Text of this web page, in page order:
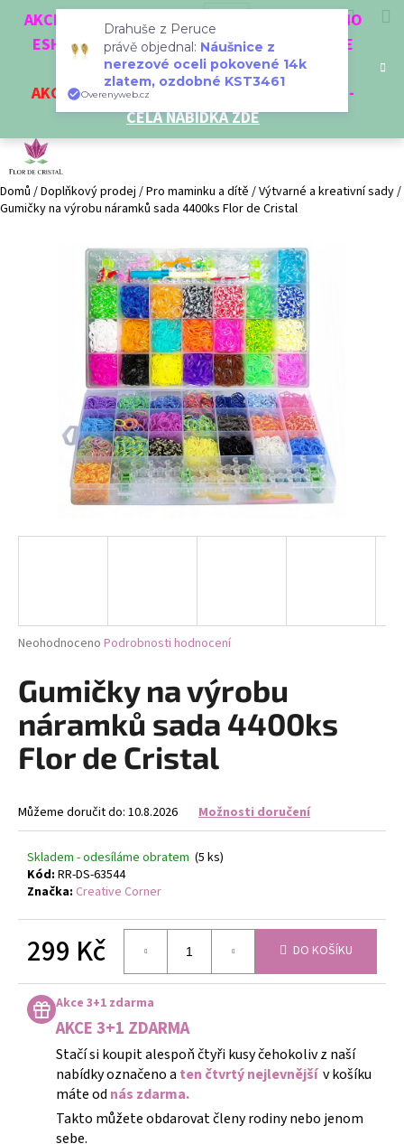
AKCE 3 + 1 ZDARMA. NAKUPTE 4 VĚCI Z NAŠEHO
ESHOPU A ČTVRTÝ NEJLEVNĚJŠÍ DOSTANETE
ZDARMA!
AKCENA VYBRANÉ VÝROBKY- SLEVA AŽ 35% -
CELÁ NABÍDKA ZDE
HledatPřihlášení
Domů /Doplňkový prodej /Pro maminku a dítě /Výtvarné a kreativní sady/
Gumičky na výrobu náramků sada 4400ks Flor de Cristal
Průměrné
produktu
je
z
5
hvězdiček.
Neohodnoceno Podrobnosti hodnocení
Gumičky na výrobu
náramků sada 4400ks
Flor de Cristal
Můžeme doručit do: 10.8.2026 Možnosti doručení
Skladem - odesíláme obratem (5 ks)
Kód: RR-DS-63544
Značka: Creative Corner
299 Kč
cena:
DO KOŠÍKU
Akce 3+1 zdarma
AKCE 3+1 ZDARMA
Stačí si koupit alespoň čtyři kusy čehokoliv z naší
nabídky označeno a ten čtvrtý nejlevnější v košíku
máte od nás zdarma.
Takto můžete obdarovat členy rodiny nebo jenom
sebe.
Zpět
Zpět
p
o
t
ř
D
p
o
r
č
u
m
GUMIČKY
NA
VÝROBU
NÁRAMKŮ
SADA
CRISTAL
Drahuše z Peruce
právě objednal: Náušnice z
nerezové oceli pokovené 14k
zlatem, ozdobné KST3461
Overenyweb.cz